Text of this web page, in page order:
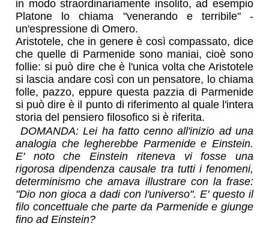
in modo straordinariamente insolito, ad esempio
Platone lo chiama "venerando e terribile" -
un'espressione di Omero.
Aristotele, che in genere è così compassato, dice
che quelle di Parmenide sono maniai, cioè sono
follie: si può dire che è l'unica volta che Aristotele
si lascia andare così con un pensatore, lo chiama
folle, pazzo, eppure questa pazzia di Parmenide
si può dire è il punto di riferimento al quale l'intera
storia del pensiero filosofico si è riferita.
DOMANDA: Lei ha fatto cenno all'inizio ad una
analogia che legherebbe Parmenide e Einstein.
E' noto che Einstein riteneva vi fosse una
rigorosa dipendenza causale tra tutti i fenomeni,
determinismo che amava illustrare con la frase:
"Dio non gioca a dadi con l'universo". E' questo il
filo concettuale che parte da Parmenide e giunge
fino ad Einstein?